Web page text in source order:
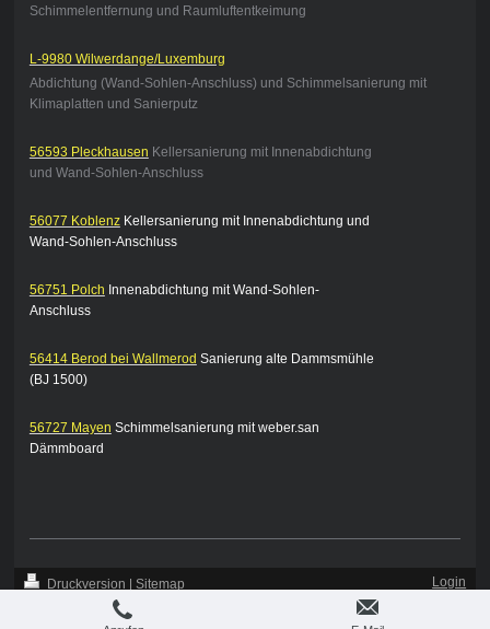
Schimmelentfernung und Raumluftentkeimung
L-9980 Wilwerdange/Luxemburg
Abdichtung (Wand-Sohlen-Anschluss) und Schimmelsanierung mit
Klimaplatten und Sanierputz
56593 Pleckhausen Kellersanierung mit Innenabdichtung
und Wand-Sohlen-Anschluss
56077 Koblenz Kellersanierung mit Innenabdichtung und
Wand-Sohlen-Anschluss
56751 Polch Innenabdichtung mit Wand-Sohlen-
Anschluss
56414 Berod bei Wallmerod Sanierung alte Dammsmühle
(BJ 1500)
56727 Mayen Schimmelsanierung mit weber.san
Dämmboard
Druckversion | Sitemap
BiCH - Abdichtung
Login